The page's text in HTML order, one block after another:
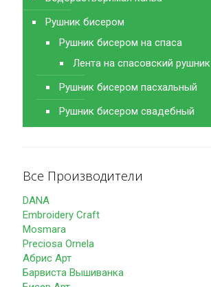
Рушник бисером
Рушник бисером на спаса
Лента на спасовский рушник
Рушник бисером пасхальный
Рушник бисером свадебный
Все Производители
DANA
Embroidery Craft
Mosmara
Preciosa Ornela
Абрис Арт
Барвиста Вышиванка